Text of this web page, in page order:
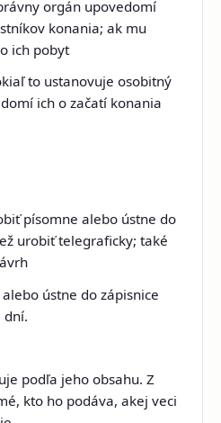
orgán upovedomí
konania; ak mu
ich pobyt
to ustanovuje osobitný
ich o začatí konania
písomne alebo ústne do
urobiť telegraficky; také
ústne do zápisnice
dní.
podľa jeho obsahu. Z
kto ho podáva, akej veci